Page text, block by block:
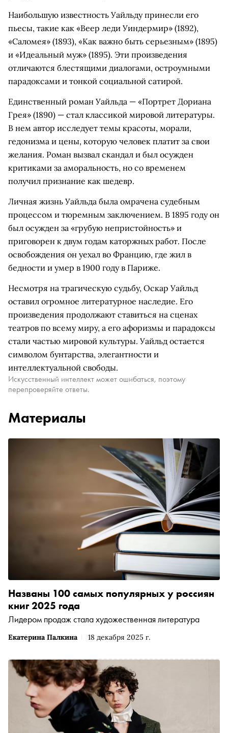
Наибольшую известность Уайльду принесли его
пьесы, такие как «Веер леди Уиндермир» (1892),
«Саломея» (1893), «Как важно быть серьезным» (1895)
и «Идеальный муж» (1895). Эти произведения
отличаются блестящими диалогами, остроумными
парадоксами и тонкой социальной сатирой.
Единственный роман Уайльда — «Портрет Дориана
Грея» (1890) — стал классикой мировой литературы.
В нем автор исследует темы красоты, морали,
гедонизма и цены, которую человек платит за свои
желания. Роман вызвал скандал и был осужден
критиками за аморальность, но со временем
получил признание как шедевр.
Личная жизнь Уайльда была омрачена судебным
процессом и тюремным заключением. В 1895 году он
был осужден за «грубую непристойность» и
приговорен к двум годам каторжных работ. После
освобождения он уехал во Францию, где жил в
бедности и умер в 1900 году в Париже.
Несмотря на трагическую судьбу, Оскар Уайльд
оставил огромное литературное наследие. Его
произведения продолжают ставиться на сценах
театров по всему миру, а его афоризмы и парадоксы
стали частью мировой культуры. Уайльд остается
символом бунтарства, элегантности и
интеллектуальной свободы.
Искусственный интеллект может ошибаться, поэтому
перепроверяйте ответы.
Материалы
Екатерина Палкина 18 декабря 2025 г.
Названы 100 самых популярных у россиян
книг 2025 года
Лидером продаж стала художественная литература